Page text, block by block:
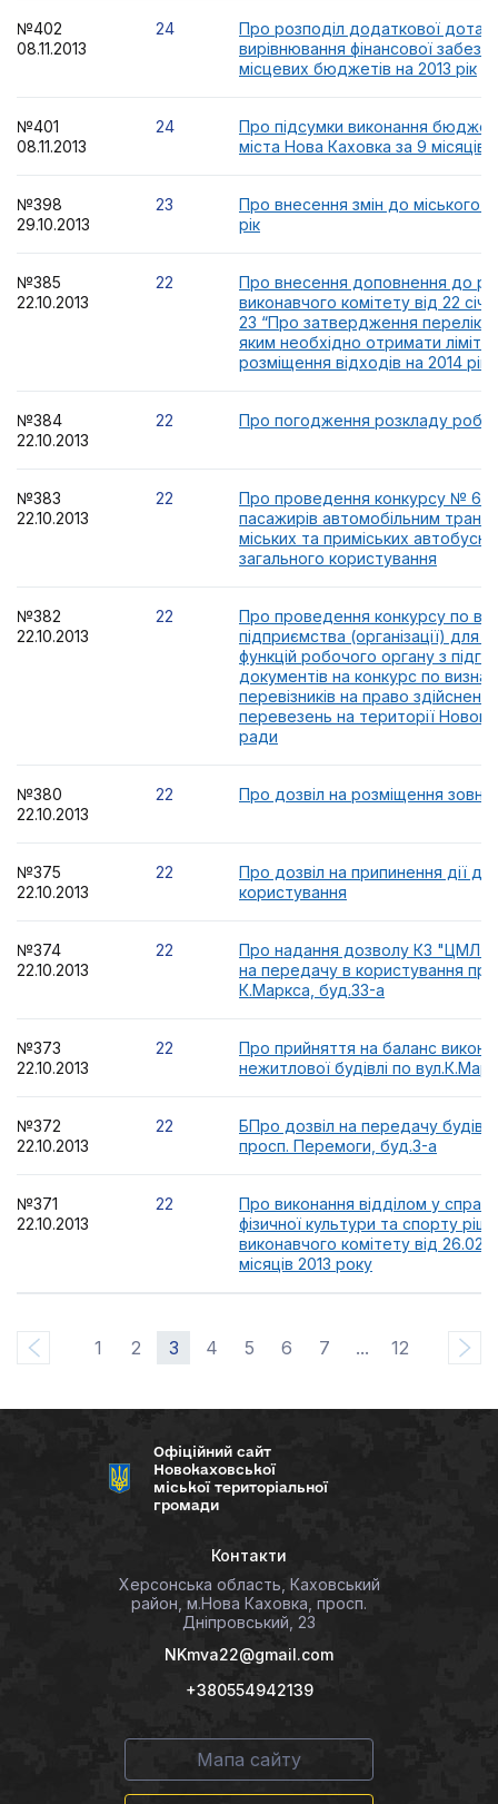
№402
08.11.2013
24
Про розподіл додаткової
вирівнювання фінансової
місцевих бюджетів на 2013 рік
№401
08.11.2013
24
Про підсумки виконання
міста Нова Каховка за 9 місяців
№398
29.10.2013
23
Про внесення змін до міського
рік
№385
22.10.2013
22
Про внесення доповнення до
виконавчого комітету від 22
23 “Про затвердження переліку
яким необхідно отримати
розміщення відходів на 2014 рік”
№384
22.10.2013
22 Про погодження розкладу
№383
22.10.2013
22
Про проведення конкурсу № 6 з
пасажирів автомобільним
міських та приміських
загального користування
№382
22.10.2013
22
Про проведення конкурсу по
підприємства (організації) для
функцій робочого органу з
документів на конкурс по
перевізників на право
перевезень на території
ради
№380
22.10.2013
22 Про дозвіл на розміщення
№375
22.10.2013
22
Про дозвіл на припинення дії
користування
№374
22.10.2013
22
Про надання дозволу КЗ "ЦМЛ
на передачу в користування
К.Маркса, буд.33-а
№373
22.10.2013
22
Про прийняття на баланс
нежитлової будівлі по
№372
22.10.2013
22
БПро дозвіл на передачу
просп. Перемоги, буд.3-а
№371
22.10.2013
22
Про виконання відділом у
фізичної культури та спорту
виконавчого комітету від
місяців 2013 року
1 2 3 4 5 6 7 ... 12
Офіційний сайт
Новокаховської
міської територіальної
громади
Контакти
Херсонська область, Каховський
район, м.Нова Каховка, просп.
Дніпровський, 23
NKmva22@gmail.com
+380554942139
Мапа сайту